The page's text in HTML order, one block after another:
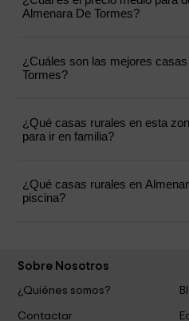
Almenara De Tormes?
¿Cuáles son las mejores
Tormes?
¿Qué casas rurales en esta
para ir en familia?
¿Qué casas rurales en
piscina?
Sobre Nosotros
¿Quiénes somos?
Contactar